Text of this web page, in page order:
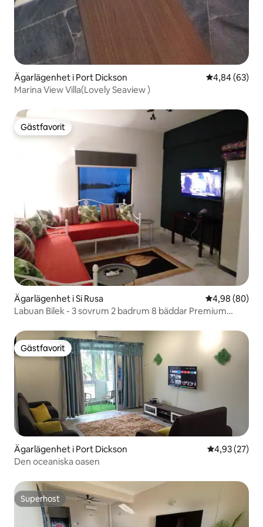
Ägarlägenhet i Port Dickson 4,84 av 5 i
4,84 (63)
Marina View Villa(Lovely Seaview )
Gästfavorit
Gästfavorit
Ägarlägenhet i Si Rusa 4,98 av 5 i
4,98 (80)
Labuan Bilek - 3 sovrum 2 badrum 8 bäddar Premium
Gästfavorit
Gästfavorit
Ägarlägenhet i Port Dickson 4,93 av 5 i
4,93 (27)
Den oceaniska oasen
Superhost
Superhost